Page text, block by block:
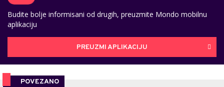
Budite bolje informisani od drugih, preuzmite Mondo mobilnu
aplikaciju
PREUZMI APLIKACIJU
POVEZANO